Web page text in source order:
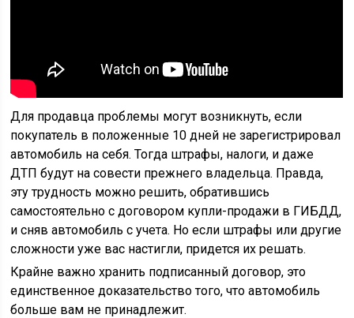
Для продавца проблемы могут возникнуть, если
покупатель в положенные 10 дней не зарегистрировал
автомобиль на себя. Тогда штрафы, налоги, и даже
ДТП будут на совести прежнего владельца. Правда,
эту трудность можно решить, обратившись
самостоятельно с договором купли-продажи в ГИБДД,
и сняв автомобиль с учета. Но если штрафы или другие
сложности уже вас настигли, придется их решать.
Крайне важно хранить подписанный договор, это
единственное доказательство того, что автомобиль
больше вам не принадлежит.